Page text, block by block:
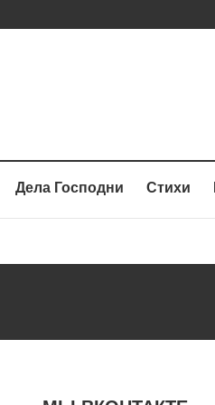
Дела Господни Стихи